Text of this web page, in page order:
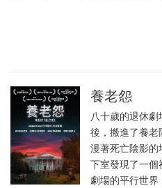
養老怨
八十歲的退休
後，搬進了養
漫著死亡陰影
下室發現了一
劇場的平行世